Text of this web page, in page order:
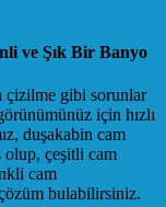
ve Şık Bir Banyo
çizilme gibi sorunlar
için hızlı
duşakabin cam
olup, çeşitli cam
cam
bulabilirsiniz.